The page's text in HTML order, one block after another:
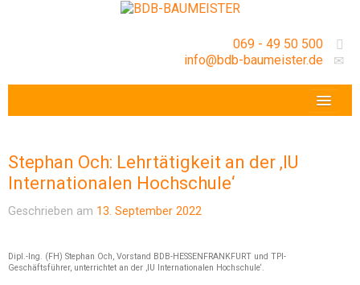
069 - 49 50 500
info@bdb-baumeister.de
GESCHÄFTSSTELLE
Stephan Och: Lehrtätigkeit an der ‚IU
Internationalen Hochschule‘
Geschrieben am 13. September 2022
Dipl.-Ing. (FH) Stephan Och, Vorstand BDB-HESSENFRANKFURT und TPI-
Geschäftsführer, unterrichtet an der ‚IU Internationalen Hochschule‘.